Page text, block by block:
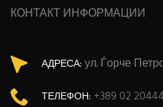
КОНТАКТ ИНФОРМАЦИИ
АДРЕСА: ул. Ѓорче
ТЕЛЕФОН: +389 02